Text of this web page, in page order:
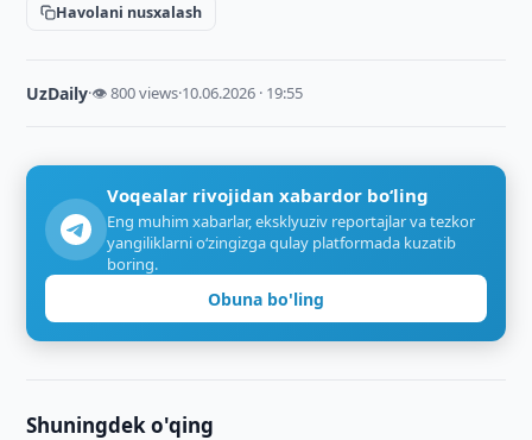
Havolani nusxalash
UzDaily·👁 800 views·10.06.2026 · 19:55
Voqealar rivojidan xabardor bo‘ling
Eng muhim xabarlar, eksklyuziv reportajlar va tezkor
yangiliklarni o‘zingizga qulay platformada kuzatib
boring.
Obuna bo'ling
Shuningdek o'qing